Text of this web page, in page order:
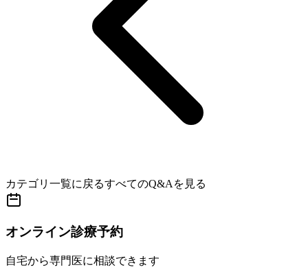
カテゴリ一覧に戻るすべてのQ&Aを見る
オンライン診療予約
自宅から専門医に相談できます